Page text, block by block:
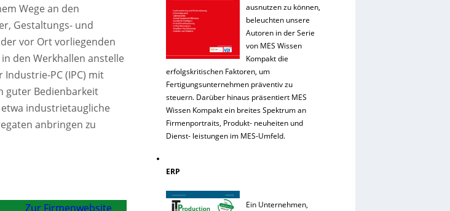
Wege an den
Gestaltungs- und
vor Ort vorliegenden
den Werkhallen anstelle
PC (IPC) mit
guter Bedienbarkeit
industrietaugliche
anbringen zu
Zur Firmenwebsite
ausnutzen zu können,
beleuchten unsere
Autoren in der Serie
von MES Wissen
Kompakt die
erfolgskritischen Faktoren, um
Fertigungsunternehmen präventiv zu
steuern. Darüber hinaus präsentiert MES
Wissen Kompakt ein breites Spektrum an
Firmenportraits, Produkt- neuheiten und
Dienst- leistungen im MES-Umfeld.
ERP
Ein Unternehmen,